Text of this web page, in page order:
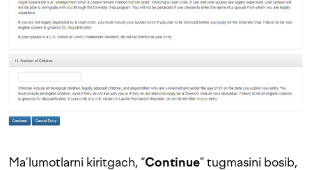
Ma’lumotlarni kiritgach, “Continue” tugmasini bosib,